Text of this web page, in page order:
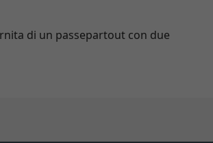
di un passepartout con due